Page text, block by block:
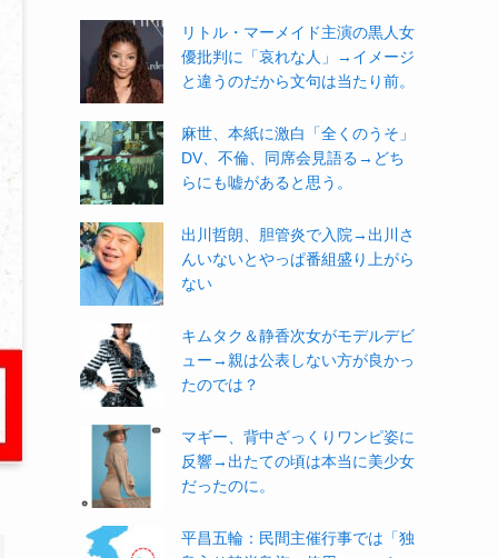
リトル・マーメイド主演の黒人女
優批判に「哀れな人」→イメージ
と違うのだから文句は当たり前。
麻世、本紙に激白「全くのうそ」
DV、不倫、同席会見語る→どち
らにも嘘があると思う。
出川哲朗、胆管炎で入院→出川さ
んいないとやっぱ番組盛り上がら
ない
キムタク＆静香次女がモデルデビ
ュー→親は公表しない方が良かっ
たのでは？
マギー、背中ざっくりワンピ姿に
反響→出たての頃は本当に美少女
だったのに。
平昌五輪：民間主催行事では「独